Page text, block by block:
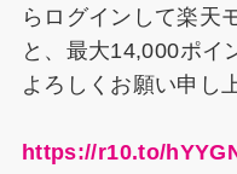
らログインして楽天
と、最大14,000ポイ
よろしくお願い申し
https://r10.to/